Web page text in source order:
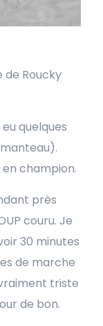
de Roucky
quelques
champion.
près
couru. Je
30 minutes
de marche
triste
de bon.